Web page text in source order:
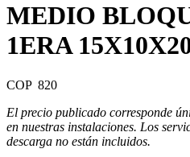
MEDIO
1ERA
COP 820
El precio publicado corresponde
en nuestras instalaciones. Los
descarga no están incluidos.